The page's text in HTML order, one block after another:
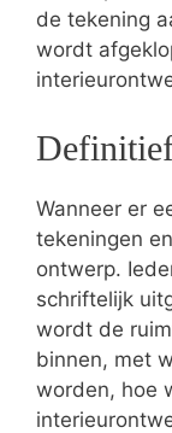
de tekening
wordt
Wanneer er
tekeningen
ontwerp.
schriftelijk
wordt de
binnen, met
worden, hoe